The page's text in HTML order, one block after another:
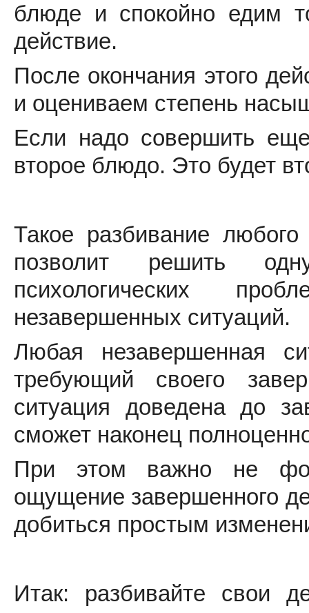
блюде и спокойно едим
действие.
После окончания этого
и оцениваем степень
Если надо совершить
второе блюдо. Это будет
Такое разбивание
позволит решить
психологических
незавершенных ситуаций.
Любая незавершенная
требующий своего
ситуация доведена до
сможет наконец
При этом важно не
ощущение завершенного
добиться простым
Итак: разбивайте свои